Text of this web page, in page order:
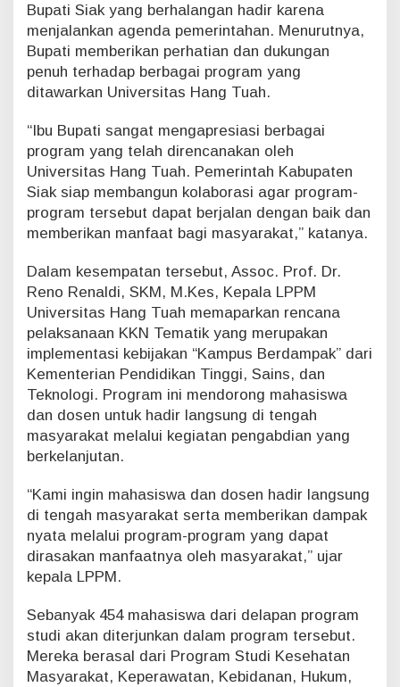
P
e
m
b
a
n
u
n
n
D
a
e
h
Bupati Siak yang berhalangan hadir karena
menjalankan agenda pemerintahan. Menurutnya,
Bupati memberikan perhatian dan dukungan
penuh terhadap berbagai program yang
ditawarkan Universitas Hang Tuah.
“Ibu Bupati sangat mengapresiasi berbagai
program yang telah direncanakan oleh
Universitas Hang Tuah. Pemerintah Kabupaten
Siak siap membangun kolaborasi agar program-
program tersebut dapat berjalan dengan baik dan
memberikan manfaat bagi masyarakat,” katanya.
Dalam kesempatan tersebut, Assoc. Prof. Dr.
Reno Renaldi, SKM, M.Kes, Kepala LPPM
Universitas Hang Tuah memaparkan rencana
pelaksanaan KKN Tematik yang merupakan
implementasi kebijakan “Kampus Berdampak” dari
Kementerian Pendidikan Tinggi, Sains, dan
Teknologi. Program ini mendorong mahasiswa
dan dosen untuk hadir langsung di tengah
masyarakat melalui kegiatan pengabdian yang
berkelanjutan.
“Kami ingin mahasiswa dan dosen hadir langsung
di tengah masyarakat serta memberikan dampak
nyata melalui program-program yang dapat
dirasakan manfaatnya oleh masyarakat,” ujar
kepala LPPM.
Sebanyak 454 mahasiswa dari delapan program
studi akan diterjunkan dalam program tersebut.
Mereka berasal dari Program Studi Kesehatan
Masyarakat, Keperawatan, Kebidanan, Hukum,